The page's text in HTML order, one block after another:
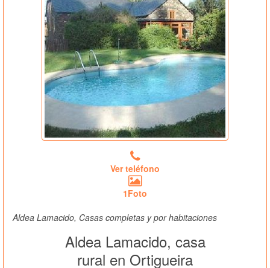
Ver teléfono
1Foto
Aldea Lamacido, Casas completas y por habitaciones
Aldea Lamacido, casa
rural en Ortigueira